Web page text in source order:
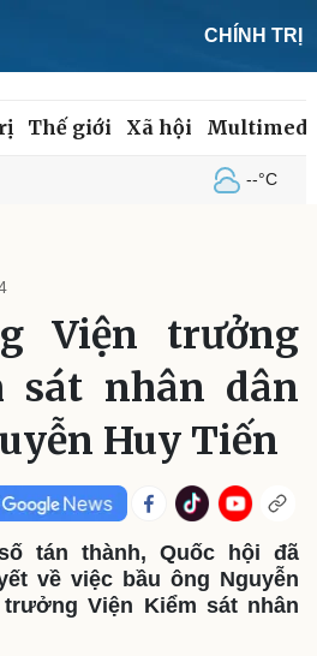
CHÍNH TRỊ
Thế giới Xã hội
--°C
Tin 24h
Dự báo thời tiết
Giáo dục
Dấu ấn VOV
Việc làm
Biển đảo
Viện trưởng
sát nhân dân
Huy Tiến
tán thành, Quốc hội đã
về việc bầu ông Nguyễn
Viện Kiểm sát nhân